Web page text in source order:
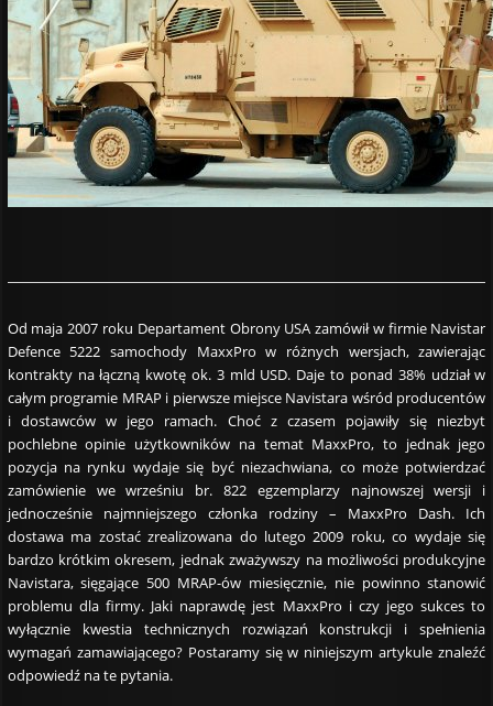
Od maja 2007 roku Departament Obrony USA zamówił w firmie Navistar
Defence 5222 samochody MaxxPro w różnych wersjach, zawierając
kontrakty na łączną kwotę ok. 3 mld USD. Daje to ponad 38% udział w
całym programie MRAP i pierwsze miejsce Navistara wśród producentów
i dostawców w jego ramach. Choć z czasem pojawiły się niezbyt
pochlebne opinie użytkowników na temat MaxxPro, to jednak jego
pozycja na rynku wydaje się być niezachwiana, co może potwierdzać
zamówienie we wrześniu br. 822 egzemplarzy najnowszej wersji i
jednocześnie najmniejszego członka rodziny – MaxxPro Dash. Ich
dostawa ma zostać zrealizowana do lutego 2009 roku, co wydaje się
bardzo krótkim okresem, jednak zważywszy na możliwości produkcyjne
Navistara, sięgające 500 MRAP-ów miesięcznie, nie powinno stanowić
problemu dla firmy. Jaki naprawdę jest MaxxPro i czy jego sukces to
wyłącznie kwestia technicznych rozwiązań konstrukcji i spełnienia
wymagań zamawiającego? Postaramy się w niniejszym artykule znaleźć
odpowiedź na te pytania.